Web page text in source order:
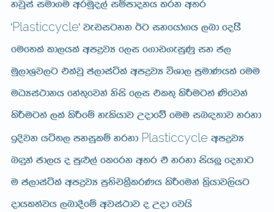
yjqia iud.u wruqo,a iïmdokh lrk w;r
zPlasticcyclez jevigyk Bg iyfhda.h ,nd fohs’
fuf;la ld,hla wmøjH f,i f.dv.eiqKq iy c,
uQ,dY%j,g tlajQ ma,diaála wmøjH úYd, m%udKhla fuu
uOHia:dkh fya;=fjka ksis f,i tl;= lsÍug;a “fjka
lsÍug;a ,la lsÍfï yelshdj Wodfõ’ fuu in|;dj yryd
bÈjk há;, myiqlï yryd Plasticcycle wmøjH
n÷ka cd,h o mq¿,a flfrk w;r ta yryd ish¨‍ fokdg
u ma,diaála wmøjH m%;spl%SlrKh lsÍfuka l%shdj,shg
odhl;ajh ,nd§fï wjia:dj o Wod fjhs